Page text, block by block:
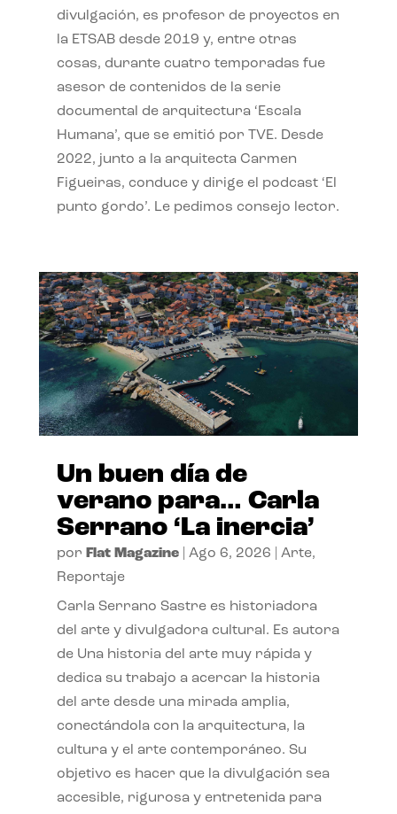
divulgación, es profesor de proyectos en
la ETSAB desde 2019 y, entre otras
cosas, durante cuatro temporadas fue
asesor de contenidos de la serie
documental de arquitectura ‘Escala
Humana’, que se emitió por TVE. Desde
2022, junto a la arquitecta Carmen
Figueiras, conduce y dirige el podcast ‘El
punto gordo’. Le pedimos consejo lector.
Un buen día de
verano para… Carla
Serrano ‘La inercia’
por Flat Magazine| Ago 6, 2026 Arte,
Reportaje
Carla Serrano Sastre es historiadora
del arte y divulgadora cultural. Es autora
de Una historia del arte muy rápida y
dedica su trabajo a acercar la historia
del arte desde una mirada amplia,
conectándola con la arquitectura, la
cultura y el arte contemporáneo. Su
objetivo es hacer que la divulgación sea
accesible, rigurosa y entretenida para